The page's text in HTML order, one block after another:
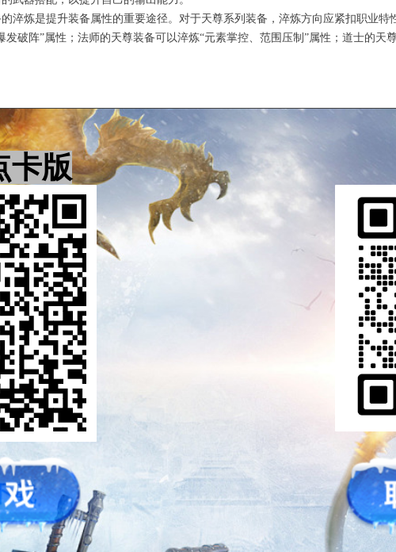
淬炼是提升装备属性的重要途径。对于天尊系列装备，淬炼方向应紧扣职业特
破阵”属性；法师的天尊装备可以淬炼“元素掌控、范围压制”属性；道士的天
卡版